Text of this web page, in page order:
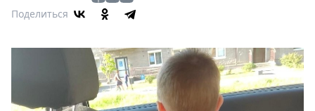
Пресс-
О
Metro
Стримы
Спецпроекты
Поделиться